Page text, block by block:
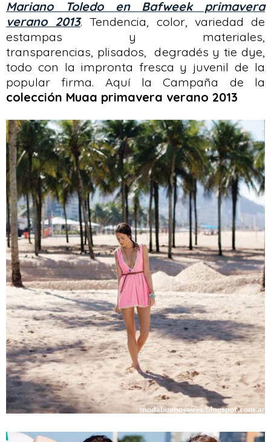
Mariano Toledo en Bafweek primavera
verano 2013. Tendencia, color, variedad de
estampas y materiales,
transparencias, plisados, degradés y tie dye,
todo con la impronta fresca y juvenil de la
popular firma. Aquí la Campaña de la
colección Muaa primavera verano 2013